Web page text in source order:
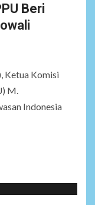
Beri
Ketua Komisi
M.
Indonesia